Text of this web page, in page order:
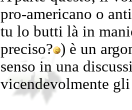
pro-americano o
tu lo butti là in
preciso? ) è un
senso in una
vicendevolmente